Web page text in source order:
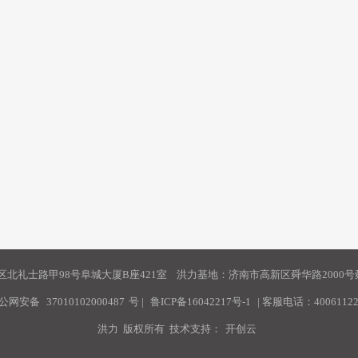
北礼士路甲98号阜城大厦B座421室 洪力基地：济南市高新区舜华路2000号
网安备 37010102000487 号 | 鲁ICP备16042217号-1 | 客服电话：
洪力 版权所有 技术支持： 开创云